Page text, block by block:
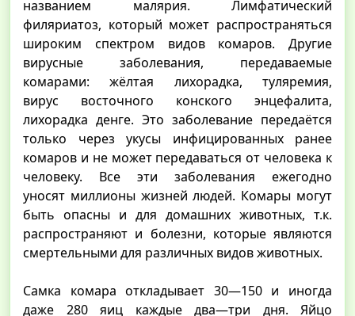
названием малярия. Лимфатический
филяриатоз, который может распространяться
широким спектром видов комаров. Другие
вирусные заболевания, передаваемые
комарами: жёлтая лихорадка, туляремия,
вирус восточного конского энцефалита,
лихорадка денге. Это заболевание передаётся
только через укусы инфицированных ранее
комаров и не может передаваться от человека к
человеку. Все эти заболевания ежегодно
уносят миллионы жизней людей. Комары могут
быть опасны и для домашних животных, т.к.
распространяют и болезни, которые являются
смертельными для различных видов животных.
Самка комара откладывает 30—150 и иногда
даже 280 яиц каждые два—три дня. Яйцо